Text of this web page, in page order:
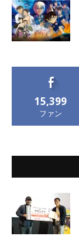
15,399
ファン